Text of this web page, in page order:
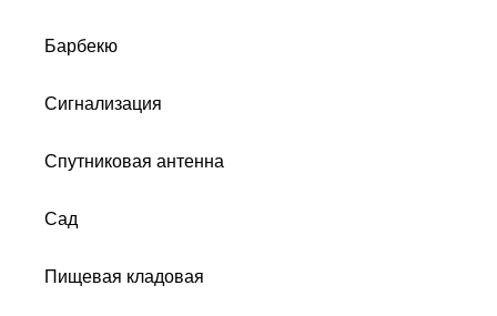
Барбекю
Сигнализация
Спутниковая антенна
Сад
Пищевая кладовая